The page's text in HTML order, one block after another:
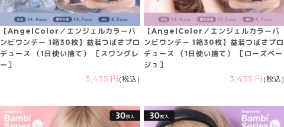
【AngelColor／エンジェルカラーバ
ンビワンデー 1箱30枚】益若つばさプロ
デュース （1日使い捨て） ［スワングレ
ー］
3,435 円 (税込)
【AngelColor／エンジェルカラーバ
ンビワンデー 1箱30枚】益若つばさプロ
デュース （1日使い捨て） ［ローズベー
ジュ］
3,435 円 (税込)